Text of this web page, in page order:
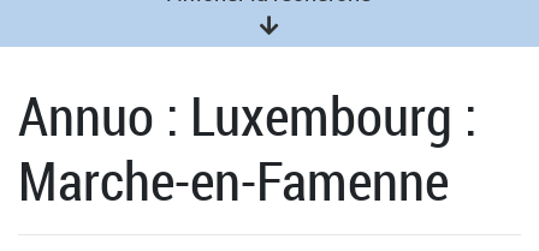
Annuo : Luxembourg :
Marche-en-Famenne